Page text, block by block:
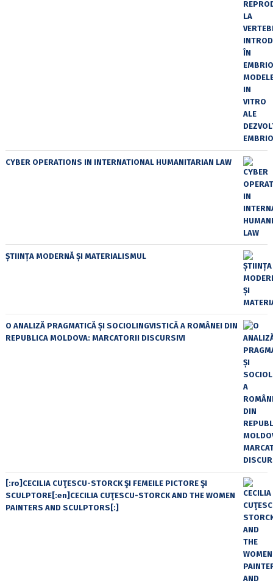
CYBER OPERATIONS IN INTERNATIONAL HUMANITARIAN LAW
ȘTIINȚA MODERNĂ ȘI MATERIALISMUL
O ANALIZĂ PRAGMATICĂ ȘI SOCIOLINGVISTICĂ A ROMÂNEI DIN
REPUBLICA MOLDOVA: MARCATORII DISCURSIVI
[:ro]CECILIA CUŢESCU-STORCK ŞI FEMEILE PICTORE ŞI
SCULPTORE[:en]CECILIA CUŢESCU-STORCK AND THE WOMEN
PAINTERS AND SCULPTORS[:]